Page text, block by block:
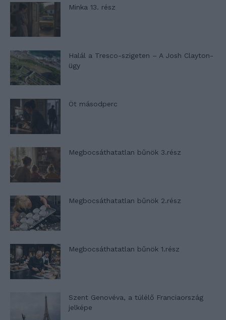
Minka 13. rész
Halál a Tresco-szigeten – A Josh Clayton-
ügy
Öt másodperc
Megbocsáthatatlan bűnök 3.rész
Megbocsáthatatlan bűnök 2.rész
Megbocsáthatatlan bűnök 1.rész
Szent Genovéva, a túlélő Franciaország
jelképe